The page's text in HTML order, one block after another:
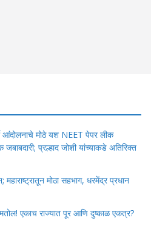
आंदोलनाचे मोठे यश NEET पेपर लीक
प्रल्हाद जोशी यांच्याकडे अतिरिक्त
मोठा सहभाग, धरमेंद्र प्रधान
एकाच राज्यात पूर आणि दुष्काळ एकत्र?